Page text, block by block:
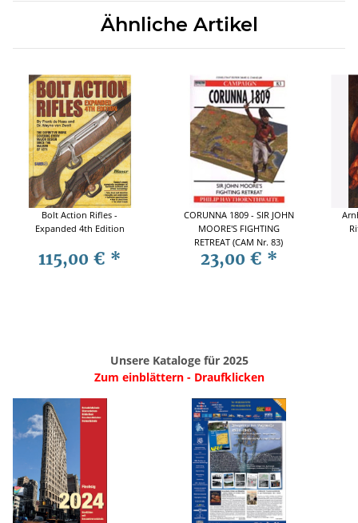
Ähnliche Artikel
Bolt Action Rifles -
Expanded 4th Edition
115,00 € *
CORUNNA 1809 - SIR JOHN
MOORE'S FIGHTING
RETREAT (CAM Nr. 83)
23,00 € *
Unsere Kataloge für 2025
Zum einblättern - Draufklicken